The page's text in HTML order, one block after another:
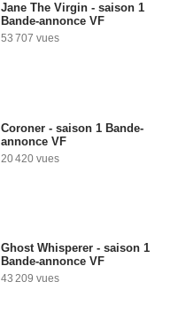
Jane The Virgin - saison 1
Bande-annonce VF
53 707 vues
Coroner - saison 1 Bande-
annonce VF
20 420 vues
Ghost Whisperer - saison 1
Bande-annonce VF
43 209 vues